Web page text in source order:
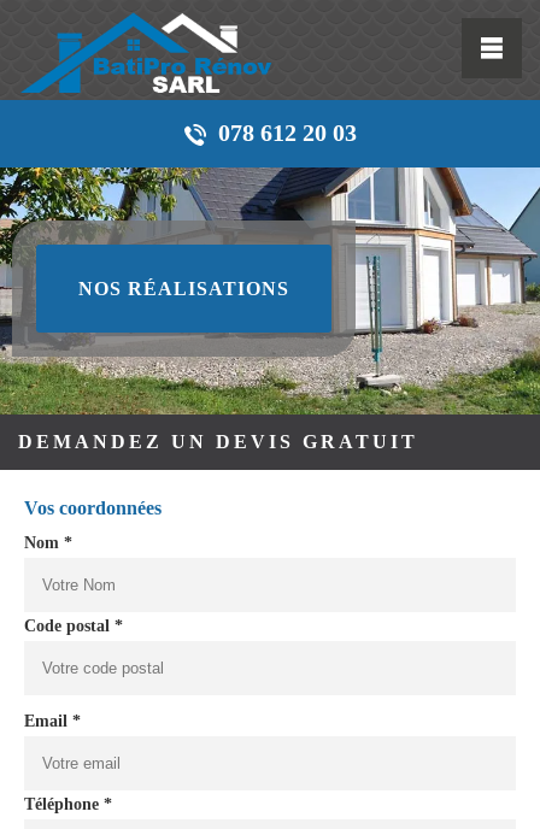
078 612 20 03
NOS RÉALISATIONS
DEMANDEZ UN DEVIS GRATUIT
Vos coordonnées
Nom *
Code postal *
Email *
Téléphone *